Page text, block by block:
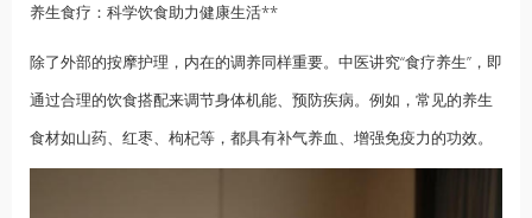
养生食疗：科学饮食助力健康生活**
除了外部的按摩护理，内在的调养同样重要。中医讲究“食疗养生”，即
通过合理的饮食搭配来调节身体机能、预防疾病。例如，常见的养生
食材如山药、红枣、枸杞等，都具有补气养血、增强免疫力的功效。